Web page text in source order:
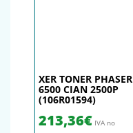
XER TONER PHASER
6500 CIAN 2500P
(106R01594)
213,36€ IVA no